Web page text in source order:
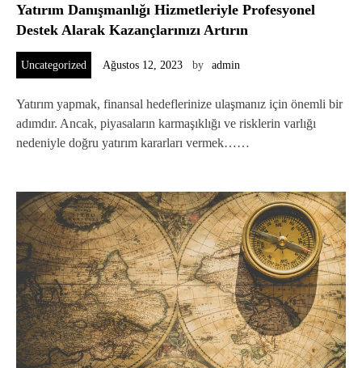
Yatırım Danışmanlığı Hizmetleriyle Profesyonel
Destek Alarak Kazançlarınızı Artırın
Uncategorized Ağustos 12, 2023 by admin
Yatırım yapmak, finansal hedeflerinize ulaşmanız için önemli bir
adımdır. Ancak, piyasaların karmaşıklığı ve risklerin varlığı
nedeniyle doğru yatırım kararları vermek……